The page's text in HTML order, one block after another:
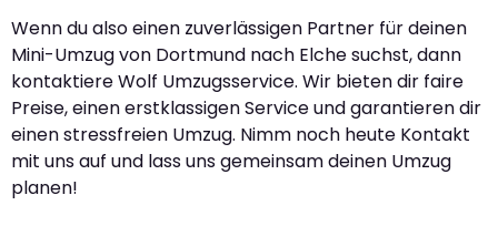
Wenn du also einen zuverlässigen Partner für deinen
Mini-Umzug von Dortmund nach Elche suchst, dann
kontaktiere Wolf Umzugsservice. Wir bieten dir faire
Preise, einen erstklassigen Service und garantieren dir
einen stressfreien Umzug. Nimm noch heute Kontakt
mit uns auf und lass uns gemeinsam deinen Umzug
planen!